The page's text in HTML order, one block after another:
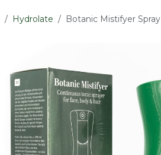
Hydrolate Botanic Mistifyer Spray